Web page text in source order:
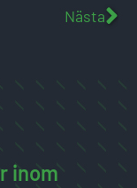
Nästa
inom